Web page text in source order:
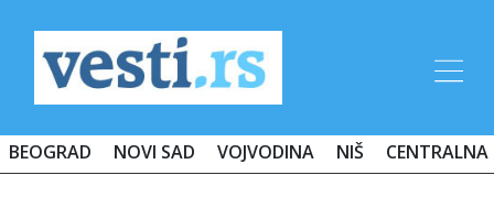
BEOGRAD NOVI SAD VOJVODINA NIŠ CENTRALNA